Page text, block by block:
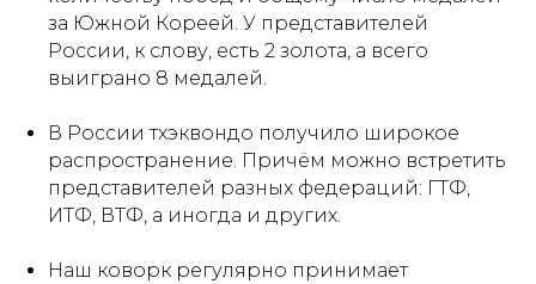
за Южной Кореей. У представителей
России, к слову, есть 2 золота, а всего
выиграно 8 медалей.
В России тхэквондо получило широкое
распространение. Причём можно встретить
представителей разных федераций: ГТФ,
ИТФ, ВТФ, а иногда и других.
Наш коворк регулярно принимает